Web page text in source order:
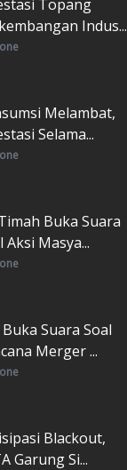
Topang
Indus...
Melambat,
Selama...
Buka Suara
Aksi Masya...
Buka Suara Soal
Merger ...
Blackout,
Garung Si...